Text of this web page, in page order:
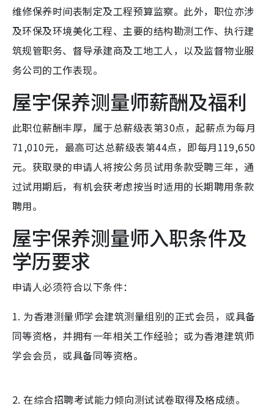
维修保养时间表制定及工程预算监察。此外，职位亦涉
及环保及环境美化工程、主要的结构勘测工作、执行建
筑规管职务、督导承建商及工地工人，以及监督物业服
务公司的工作表现。
屋宇保养测量师薪酬及福利
此职位薪酬丰厚，属于总薪级表第30点，起薪点为每月
71,010元，最高可达总薪级表第44点，即每月119,650
元。获取录的申请人将按公务员试用条款受聘三年，通
过试用期后，有机会获考虑按当时适用的长期聘用条款
聘用。
屋宇保养测量师入职条件及
学历要求
申请人必须符合以下条件：
1. 为香港测量师学会建筑测量组别的正式会员，或具备
同等资格，并拥有一年相关工作经验；或为香港建筑师
学会会员，或具备同等资格。
2. 在综合招聘考试能力倾向测试试卷取得及格成绩。